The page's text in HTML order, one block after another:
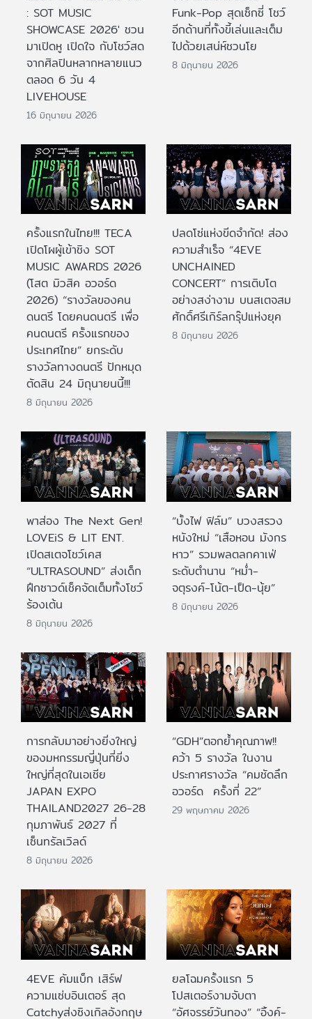
: SOT MUSIC
SHOWCASE 2026' ชวน
มาเปิดหู เปิดใจ กับโชว์สด
จากศิลปินหลากหลายแนว
ตลอด 6 วัน 4
LIVEHOUSE
16 มิถุนายน 2026
Funk-Pop สุดเซ็กซี่ โชว์
อีกด้านที่ทั้งขี้เล่นและเต็ม
ไปด้วยเสน่ห์ชวนโย
8 มิถุนายน 2026
ครั้งแรกในไทย!!! TECA
เปิดโผผู้เข้าชิง SOT
MUSIC AWARDS 2026
(โสต มิวสิค อวอร์ด
2026) “รางวัลของคน
ดนตรี โดยคนดนตรี เพื่อ
คนดนตรี ครั้งแรกของ
ประเทศไทย” ยกระดับ
รางวัลทางดนตรี ปักหมุด
ตัดสิน 24 มิถุนายนนี้!!!
8 มิถุนายน 2026
ปลดโซ่แห่งขีดจำกัด! ส่อง
ความสำเร็จ “4EVE
UNCHAINED
CONCERT” การเติบโต
อย่างสง่างาม บนสเตจสม
ศักดิ์ศรีเกิร์ลกรุ๊ปแห่งยุค
8 มิถุนายน 2026
พาส่อง The Next Gen!
LOVEiS & LIT ENT.
เปิดสเตจโชว์เคส
“ULTRASOUND” ส่งเด็ก
ฝึกซาวด์เช็คจัดเต็มทั้งโชว์
ร้องเต้น
8 มิถุนายน 2026
“บั้งไฟ ฟิล์ม” บวงสรวง
หนังใหม่ “เสือหอน มังกร
หาว” รวมพลตลกคาเฟ่
ระดับตำนาน “หม่ำ-
จตุรงค์-โน้ต-เป็ด-นุ้ย”
8 มิถุนายน 2026
การกลับมาอย่างยิ่งใหญ่
ของมหกรรมญี่ปุ่นที่ยิ่ง
ใหญ่ที่สุดในเอเชีย
JAPAN EXPO
THAILAND2027 26-28
กุมภาพันธ์ 2027 ที่
เซ็นทรัลเวิลด์
8 มิถุนายน 2026
“GDH”ตอกย้ำคุณภาพ!!
คว้า 5 รางวัล ในงาน
ประกาศรางวัล “คมชัดลึก
อวอร์ด ครั้งที่ 22”
29 พฤษภาคม 2026
4EVE คัมแบ็ก เสิร์ฟ
ความแซ่บอินเตอร์ สุด
Catchyส่งซิงเกิลอังกฤษ
ยลโฉมครั้งแรก 5
โปสเตอร์งามจับตา
“อัศจรรย์วันทอง” “อิ้งค์-